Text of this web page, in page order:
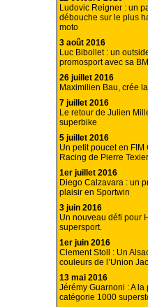
Ludovic Reigner : un
débouche sur le plus
moto
3 août 2016
Luc Bibollet : un
promosport avec sa
26 juillet 2016
Maximilien Bau, crée
7 juillet 2016
Le retour de Julien
superbike
5 juillet 2016
Un petit poucet en
Racing de Pierre Texier
1er juillet 2016
Diego Calzavara : un
plaisir en Sportwin
3 juin 2016
Un nouveau défi pour
supersport.
1er juin 2016
Clement Stoll : Un
couleurs de l’Union
13 mai 2016
Jérémy Guarnoni : A
catégorie 1000